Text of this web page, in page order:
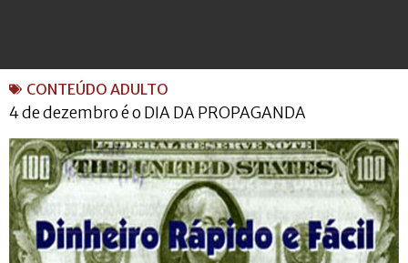
CONTEÚDO ADULTO
4 de dezembro é o DIA DA PROPAGANDA